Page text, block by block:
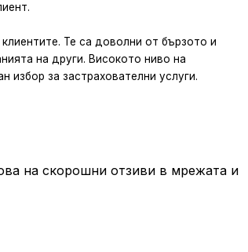
Те са доволни от бързото и
на други. Високото ниво на
за застрахователни услуги.
на скорошни отзиви в мрежата и